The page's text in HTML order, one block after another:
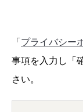
「 プライバシー
事項を入力し「
さい。